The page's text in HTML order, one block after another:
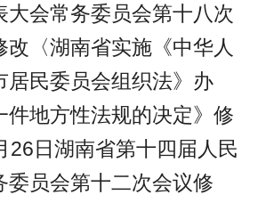
大会常务委员会第十八次
改〈湖南省实施《中华人
居民委员会组织法》办
件地方性法规的决定》修
26日湖南省第十四届人民
委员会第十二次会议修